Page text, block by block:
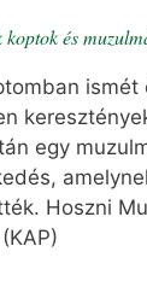
koptok és
egy
Hoszni